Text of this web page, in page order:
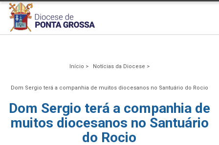
Início > Notícias da Diocese >
Dom Sergio terá a companhia de muitos diocesanos no Santuário do Rocio
Dom Sergio terá a companhia de
muitos diocesanos no Santuário
do Rocio